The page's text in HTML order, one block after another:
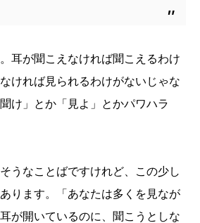
耳が聞こえなければ聞こえるわけ
ければ見られるわけがないじゃな
け」とか「見よ」とかパワハラ
うなことばですけれど、この少し
ります。「あなたは多くを見なが
が開いているのに、聞こうとしな